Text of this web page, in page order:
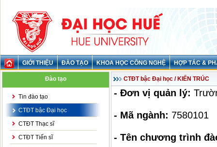
GIỚI THIỆU ĐÀO TẠO KHOA HỌC CÔNG NGHỆ HỢP TÁC &
Đào tạo
Tin đào tạo
CTĐT bậc Đại học
CTĐT Thạc sĩ
CTĐT Tiến sĩ
CTĐT bậc Đại học / KIẾN TRÚC
- Đơn vị quản lý:
- Mã ngành: 7580101
- Tên chương trình